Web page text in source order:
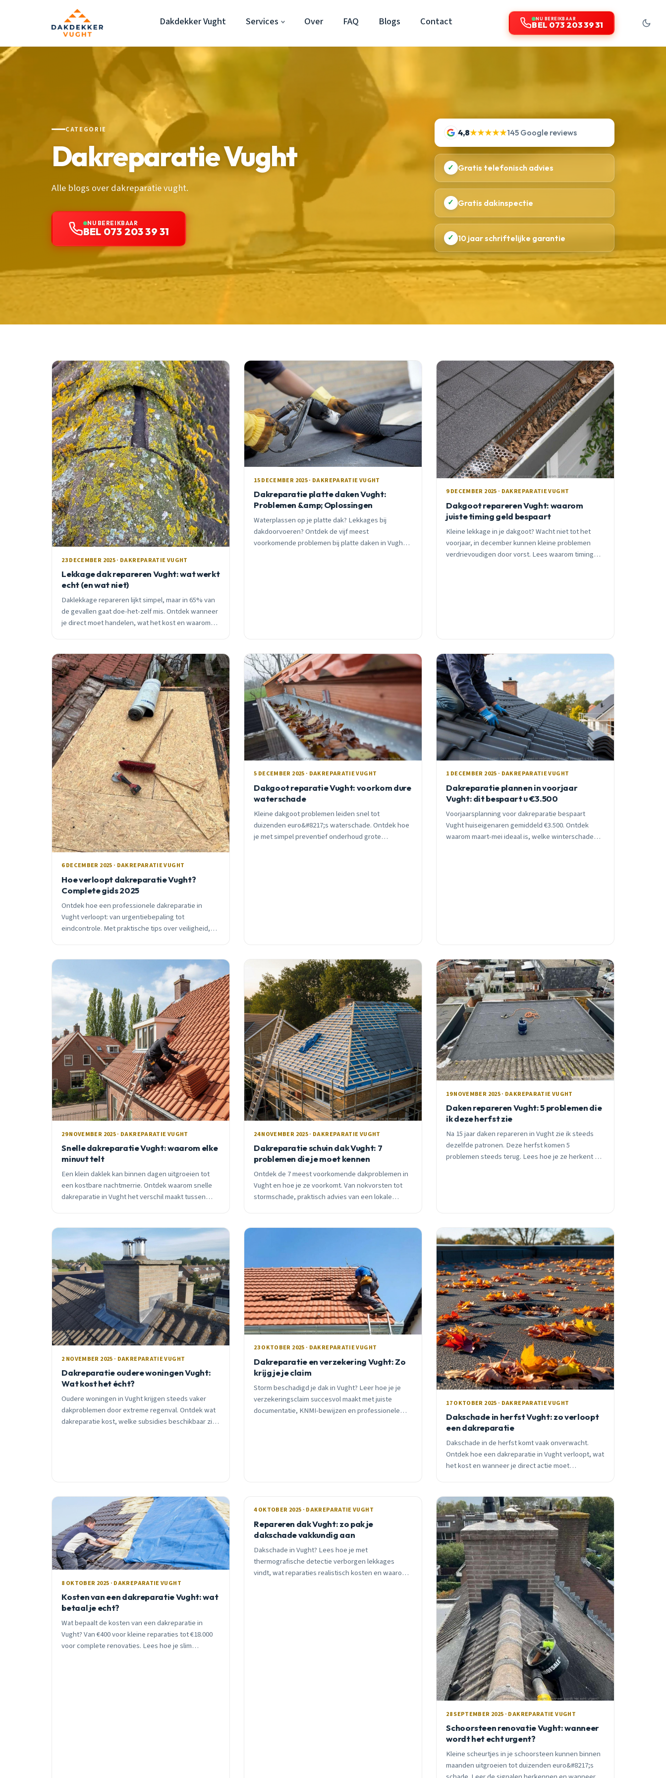
Dakdekker Vught Services Over FAQ Blogs Contact NU BEREIKBAAR
BEL 073 203 39 31
CATEGORIE
Dakreparatie Vught
Alle blogs over dakreparatie vught.
NU BEREIKBAAR
BEL 073 203 39 31
4,8★★★★★145 Google reviews
✓ Gratis telefonisch advies
✓ Gratis dakinspectie
✓ 10 jaar schriftelijke garantie
23 DECEMBER 2025 · DAKREPARATIE VUGHT
Lekkage dak repareren Vught: wat werkt
echt (en wat niet)
Daklekkage repareren lijkt simpel, maar in 65% van
de gevallen gaat doe-het-zelf mis. Ontdek wanneer
je direct moet handelen, wat het kost en waarom
15 DECEMBER 2025 · DAKREPARATIE VUGHT
Dakreparatie platte daken Vught:
Problemen &amp; Oplossingen
Waterplassen op je platte dak? Lekkages bij
dakdoorvoeren? Ontdek de vijf meest
voorkomende problemen bij platte daken in Vught
9 DECEMBER 2025 · DAKREPARATIE VUGHT
Dakgoot repareren Vught: waarom
juiste timing geld bespaart
Kleine lekkage in je dakgoot? Wacht niet tot het
voorjaar, in december kunnen kleine problemen
verdrievoudigen door vorst. Lees waarom timing
6 DECEMBER 2025 · DAKREPARATIE VUGHT
Hoe verloopt dakreparatie Vught?
Complete gids 2025
Ontdek hoe een professionele dakreparatie in
Vught verloopt: van urgentiebepaling tot
eindcontrole. Met praktische tips over veiligheid,
5 DECEMBER 2025 · DAKREPARATIE VUGHT
Dakgoot reparatie Vught: voorkom dure
waterschade
Kleine dakgoot problemen leiden snel tot
duizenden euro&#8217;s waterschade. Ontdek hoe
je met simpel preventief onderhoud grote
1 DECEMBER 2025 · DAKREPARATIE VUGHT
Dakreparatie plannen in voorjaar
Vught: dit bespaart u €3.500
Voorjaarsplanning voor dakreparatie bespaart
Vught huiseigenaren gemiddeld €3.500. Ontdek
waarom maart-mei ideaal is, welke winterschade
29 NOVEMBER 2025 · DAKREPARATIE VUGHT
Snelle dakreparatie Vught: waarom elke
minuut telt
Een klein daklek kan binnen dagen uitgroeien tot
een kostbare nachtmerrie. Ontdek waarom snelle
dakreparatie in Vught het verschil maakt tussen
24 NOVEMBER 2025 · DAKREPARATIE VUGHT
Dakreparatie schuin dak Vught: 7
problemen die je moet kennen
Ontdek de 7 meest voorkomende dakproblemen in
Vught en hoe je ze voorkomt. Van nokvorsten tot
stormschade, praktisch advies van een lokale
19 NOVEMBER 2025 · DAKREPARATIE VUGHT
Daken repareren Vught: 5 problemen die
ik deze herfst zie
Na 15 jaar daken repareren in Vught zie ik steeds
dezelfde patronen. Deze herfst komen 5
problemen steeds terug. Lees hoe je ze herkent en
2 NOVEMBER 2025 · DAKREPARATIE VUGHT
Dakreparatie oudere woningen Vught:
Wat kost het écht?
Oudere woningen in Vught krijgen steeds vaker
dakproblemen door extreme regenval. Ontdek wat
dakreparatie kost, welke subsidies beschikbaar zijn,
23 OKTOBER 2025 · DAKREPARATIE VUGHT
Dakreparatie en verzekering Vught: Zo
krijg je je claim
Storm beschadigd je dak in Vught? Leer hoe je je
verzekeringsclaim succesvol maakt met juiste
documentatie, KNMI-bewijzen en professionele
17 OKTOBER 2025 · DAKREPARATIE VUGHT
Dakschade in herfst Vught: zo verloopt
een dakreparatie
Dakschade in de herfst komt vaak onverwacht.
Ontdek hoe een dakreparatie in Vught verloopt, wat
het kost en wanneer je direct actie moet
8 OKTOBER 2025 · DAKREPARATIE VUGHT
Kosten van een dakreparatie Vught: wat
betaal je echt?
Wat bepaalt de kosten van een dakreparatie in
Vught? Van €400 voor kleine reparaties tot €18.000
voor complete renovaties. Lees hoe je slim
4 OKTOBER 2025 · DAKREPARATIE VUGHT
Repareren dak Vught: zo pak je
dakschade vakkundig aan
Dakschade in Vught? Lees hoe je met
thermografische detectie verborgen lekkages
vindt, wat reparaties realistisch kosten en waarom
28 SEPTEMBER 2025 · DAKREPARATIE VUGHT
Schoorsteen renovatie Vught: wanneer
wordt het echt urgent?
Kleine scheurtjes in je schoorsteen kunnen binnen
maanden uitgroeien tot duizenden euro&#8217;s